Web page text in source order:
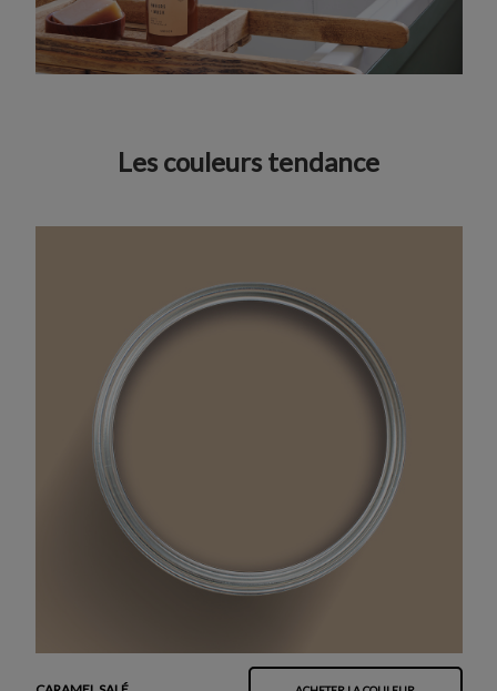
Les couleurs tendance